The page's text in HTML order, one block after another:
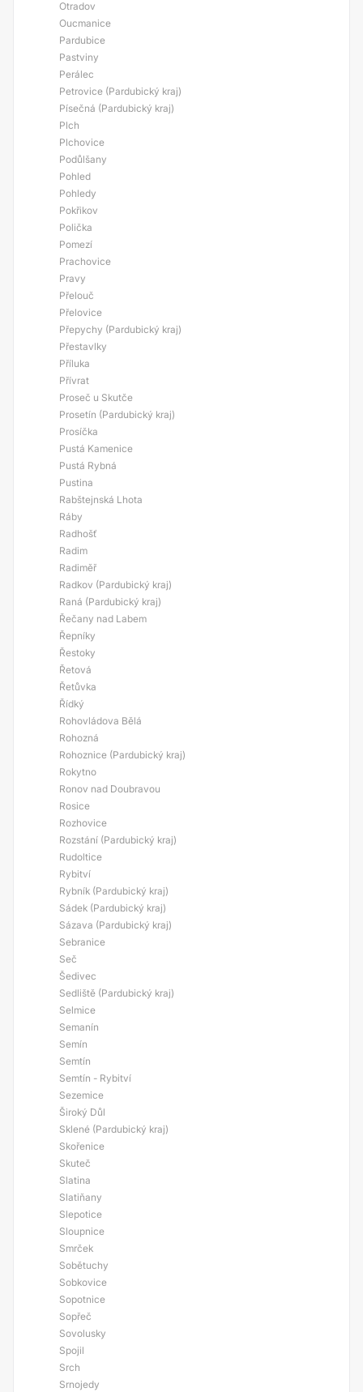
Otradov
Oucmanice
Pardubice
Pastviny
Perálec
Petrovice (Pardubický kraj)
Písečná (Pardubický kraj)
Plch
Plchovice
Podůlšany
Pohled
Pohledy
Pokřikov
Polička
Pomezí
Prachovice
Pravy
Přelouč
Přelovice
Přepychy (Pardubický kraj)
Přestavlky
Příluka
Přívrat
Proseč u Skutče
Prosetín (Pardubický kraj)
Prosíčka
Pustá Kamenice
Pustá Rybná
Pustina
Rabštejnská Lhota
Ráby
Radhošť
Radim
Radiměř
Radkov (Pardubický kraj)
Raná (Pardubický kraj)
Řečany nad Labem
Řepníky
Řestoky
Řetová
Řetůvka
Řídký
Rohovládova Bělá
Rohozná
Rohoznice (Pardubický kraj)
Rokytno
Ronov nad Doubravou
Rosice
Rozhovice
Rozstání (Pardubický kraj)
Rudoltice
Rybitví
Rybník (Pardubický kraj)
Sádek (Pardubický kraj)
Sázava (Pardubický kraj)
Sebranice
Seč
Šedivec
Sedliště (Pardubický kraj)
Selmice
Semanín
Semín
Semtín
Semtín - Rybitví
Sezemice
Široký Důl
Sklené (Pardubický kraj)
Skořenice
Skuteč
Slatina
Slatiňany
Slepotice
Sloupnice
Smrček
Sobětuchy
Sobkovice
Sopotnice
Sopřeč
Sovolusky
Spojil
Srch
Srnojedy